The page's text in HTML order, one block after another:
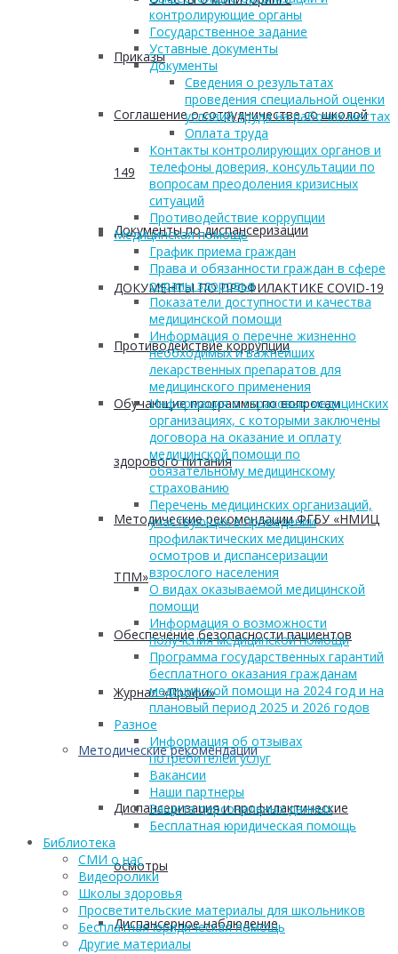
Приказы
Соглашение о сотрудничестве со школой
149
Документы по диспансеризации
ДОКУМЕНТЫ ПО ПРОФИЛАКТИКЕ COVID-19
Противодействие коррупции
Обучающие программы по вопросам
здорового питания
Методические рекомендации ФГБУ «НМИЦ
ТПМ»
Обеспечение безопасности пациентов
Журнал «Профи»
Методические рекомендации
Диспансеризация и профилактические
осмотры
Диспансерное наблюдение
контролирующие органы
Государственное задание
Уставные документы
Документы
Сведения о результатах
проведения специальной оценки
условий труда на рабочих местах
Оплата труда
Контакты контролирующих органов и
телефоны доверия, консультации по
вопросам преодоления кризисных
ситуаций
Противодействие коррупции
Медицинская помощь
График приема граждан
Права и обязанности граждан в сфере
охраны здоровья
Показатели доступности и качества
медицинской помощи
Информация о перечне жизненно
необходимых и важнейших
лекарственных препаратов для
медицинского применения
Информация о страховых медицинских
организациях, с которыми заключены
договора на оказание и оплату
медицинской помощи по
обязательному медицинскому
страхованию
Перечень медицинских организаций,
участвующих в проведении
профилактических медицинских
осмотров и диспансеризации
взрослого населения
О видах оказываемой медицинской
помощи
Информация о возможности
получения медицинской помощи
Программа государственных гарантий
бесплатного оказания гражданам
медицинской помощи на 2024 год и на
плановый период 2025 и 2026 годов
Разное
Информация об отзывах
потребителей услуг
Вакансии
Наши партнеры
Защита персональных данных
Бесплатная юридическая помощь
Библиотека
СМИ о нас
Видеоролики
Школы здоровья
Просветительские материалы для школьников
Бесплатная юридическая помощь
Другие материалы